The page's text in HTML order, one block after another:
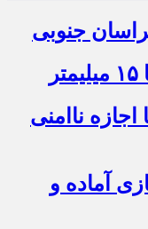
ناامنی
آماده و